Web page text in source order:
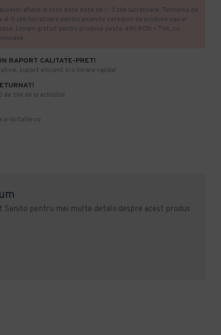
RAPORT CALITATE-PRET!
suport eficient si o livrare rapida!
de zile de la achizitie
licitatie.ro
aflate in stoc este este de 1- 3 zile lucratoare. Termenul de
4-5 zile lucratoare pentru anumite categorii de produse sau in
Livram gratuit pentru produse peste 490 RON + TVA, cu
Sanito pentru mai multe detalii despre acest produs